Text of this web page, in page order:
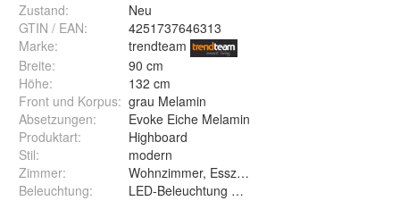
Zustand:
Neu
GTIN / EAN:
4251737646313
Marke:
trendteam
Breite:
90 cm
Höhe:
132 cm
Front und Korpus: grau Melamin
Absetzungen:
Evoke Eiche Melamin
Produktart:
Highboard
Stil:
modern
Zimmer:
Wohnzimmer, Esszimmer
Beleuchtung: